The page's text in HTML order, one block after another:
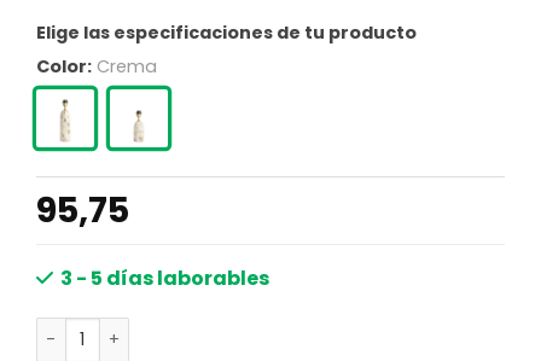
Elige las especificaciones de tu producto
Color: Crema
95,75
3 - 5 días laborables
Lámpara mármol arena Light & Living MALIKI cantidad